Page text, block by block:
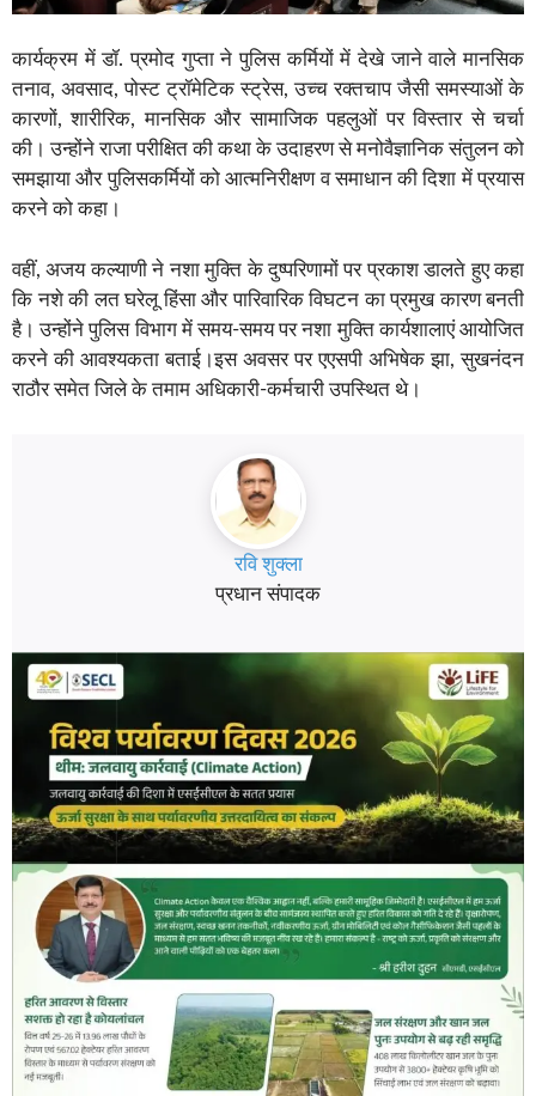
कार्यक्रम में डॉ. प्रमोद गुप्ता ने पुलिस कर्मियों में देखे जाने वाले मानसिक
तनाव, अवसाद, पोस्ट ट्रॉमेटिक स्ट्रेस, उच्च रक्तचाप जैसी समस्याओं के
कारणों, शारीरिक, मानसिक और सामाजिक पहलुओं पर विस्तार से चर्चा
की। उन्होंने राजा परीक्षित की कथा के उदाहरण से मनोवैज्ञानिक संतुलन को
समझाया और पुलिसकर्मियों को आत्मनिरीक्षण व समाधान की दिशा में प्रयास
करने को कहा।
वहीं, अजय कल्याणी ने नशा मुक्ति के दुष्परिणामों पर प्रकाश डालते हुए कहा
कि नशे की लत घरेलू हिंसा और पारिवारिक विघटन का प्रमुख कारण बनती
है। उन्होंने पुलिस विभाग में समय-समय पर नशा मुक्ति कार्यशालाएं आयोजित
करने की आवश्यकता बताई।इस अवसर पर एएसपी अभिषेक झा, सुखनंदन
राठौर समेत जिले के तमाम अधिकारी-कर्मचारी उपस्थित थे।
रवि शुक्ला
प्रधान संपादक